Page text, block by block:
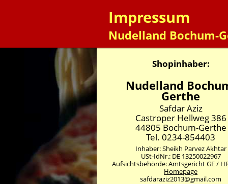
Impressum
Nudelland Bochum-
Shopinhaber:
Nudelland
Gerthe
Safdar Aziz
Castroper Hellweg 386
44805 Bochum-Gerthe
Tel. 0234-854403
Inhaber: Sheikh Parvez Akhtar
USt-IdNr.: DE 13250022967
Aufsichtsbehörde: Amtsgericht GE /
Homepage
safdaraziz2013@gmail.com